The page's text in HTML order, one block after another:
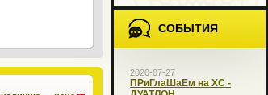
СОБЫТИЯ
2020-07-27
ПРиГлаШаЕм на XC -